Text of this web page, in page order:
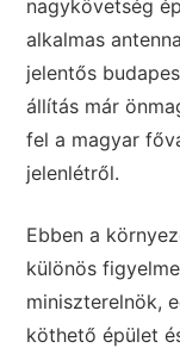
nagykövetség
alkalmas
jelentős
állítás már
fel a magyar
jelenlétről.
Ebben a
különös
miniszterelnök,
köthető épület